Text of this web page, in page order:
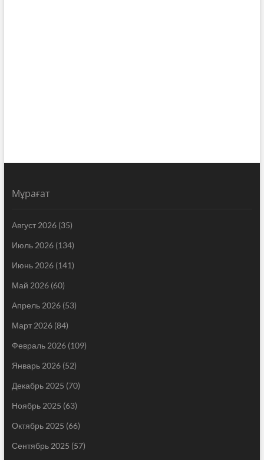
Мұрағат
Август 2026(35)
Июль 2026(134)
Июнь 2026(141)
Май 2026(60)
Апрель 2026(53)
Март 2026(84)
Февраль 2026(109)
Январь 2026(52)
Декабрь 2025 (70)
Ноябрь 2025 (63)
Октябрь 2025 (66)
Сентябрь 2025 (57)